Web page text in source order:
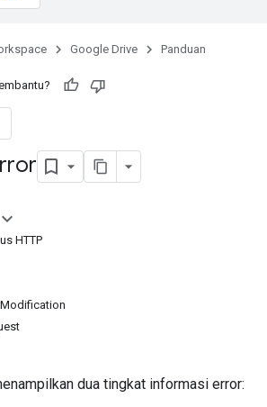
Google Drive Panduan
HTTP
dua tingkat informasi error: